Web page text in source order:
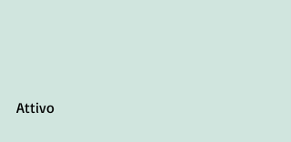
Attivo